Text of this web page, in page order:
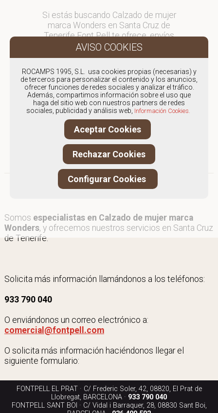
Si estás buscando Calzado de mujer
marca Wonders en Santa Cruz de
Tenerife Font Pell te ofrece, envíos
y devoluciones gratuítos a Península
y Baleares, para otros destinos
consultar
en comercial@fontpell.com.
Los envíos a Santa Cruz de Tenerife
gestionados entre semana se
entregarán en menos de 48 horas;
los pedidos realizados en fin de
semana, el producto se enviará a
partir del lunes.
Somos especialistas en Calzado de mujer marca
Wonders, y ofrecemos nuestros servicios en Santa Cruz
de Tenerife.
Solicita más información llamándonos a los teléfonos:
933 790 040
O enviándonos un correo electrónico a:
comercial@fontpell.com
O solicita más información haciéndonos llegar el
siguiente formulario:
FONTPELL EL PRAT · C/ Frederic Soler, 42, 08820, El Prat de
Llobregat, BARCELONA · 933 790 040
FONTPELL SANT BOI · C/ Vidal i Barraquer, 28, 08830 Sant Boi,
ROCAMPS 1995, S.L. usa cookies propias (necesarias) y
de terceros para personalizar el contenido y los anuncios,
ofrecer funciones de redes sociales y analizar el tráfico.
Además, compartimos información sobre el uso que
haga del sitio web con nuestros partners de redes
sociales, publicidad y análisis web, Información Cookies.
Aceptar Cookies
Rechazar Cookies
Configurar Cookies